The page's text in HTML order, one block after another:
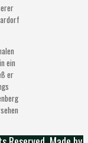
ein
er